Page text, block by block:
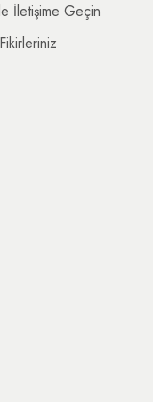
İletişime Geçin